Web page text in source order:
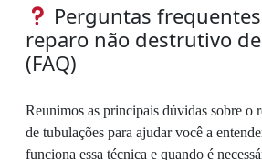
Perguntas
reparo não destrutivo
(FAQ)
Reunimos as principais dúvidas sobre o
de tubulações para ajudar você a
funciona essa técnica e quando é